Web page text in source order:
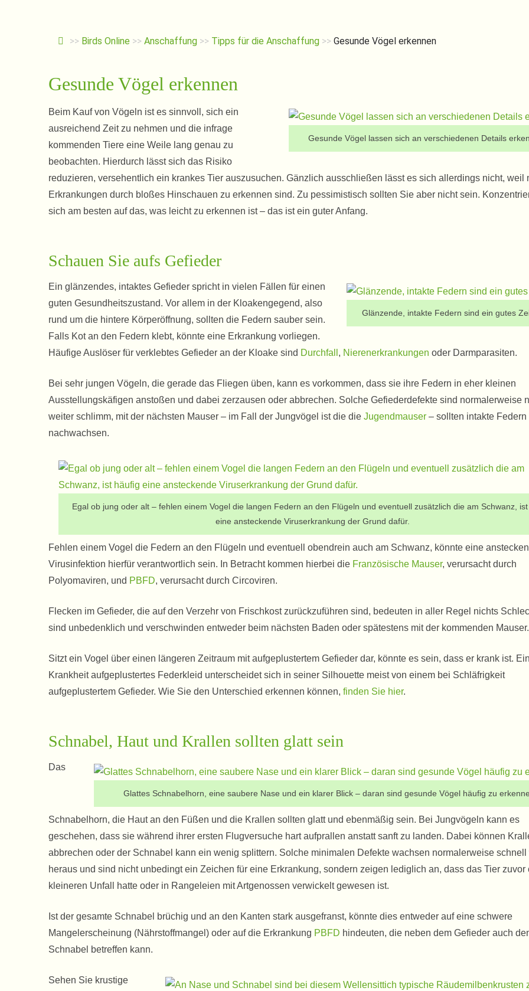
>> Birds Online >> Anschaffung >> Tipps für die Anschaffung >> Gesunde Vögel erkennen
Gesunde Vögel erkennen
Gesunde Vögel lassen sich an verschiedenen Details
Beim Kauf von Vögeln ist es sinnvoll, sich ein
ausreichend Zeit zu nehmen und die infrage
kommenden Tiere eine Weile lang genau zu
beobachten. Hierdurch lässt sich das Risiko
reduzieren, versehentlich ein krankes Tier auszusuchen. Gänzlich ausschließen lässt es sich allerdings nicht, weil
Erkrankungen durch bloßes Hinschauen zu erkennen sind. Zu pessimistisch sollten Sie aber nicht sein.
sich am besten auf das, was leicht zu erkennen ist – das ist ein guter Anfang.
Schauen Sie aufs Gefieder
Glänzende, intakte Federn sind ein gutes
Ein glänzendes, intaktes Gefieder spricht in vielen Fällen für einen
guten Gesundheitszustand. Vor allem in der Kloakengegend, also
rund um die hintere Körperöffnung, sollten die Federn sauber sein.
Falls Kot an den Federn klebt, könnte eine Erkrankung vorliegen.
Häufige Auslöser für verklebtes Gefieder an der Kloake sind Durchfall , Nierenerkrankungen oder Darmparasiten.
Bei sehr jungen Vögeln, die gerade das Fliegen üben, kann es vorkommen, dass sie ihre Federn in eher kleinen
Ausstellungskäfigen anstoßen und dabei zerzausen oder abbrechen. Solche Gefiederdefekte sind normalerweise
weiter schlimm, mit der nächsten Mauser – im Fall der Jungvögel ist die die Jugendmauser – sollten intakte Federn
nachwachsen.
Egal ob jung oder alt – fehlen einem Vogel die langen Federn an den Flügeln und eventuell zusätzlich die am Schwanz,
eine ansteckende Viruserkrankung der Grund dafür.
Fehlen einem Vogel die Federn an den Flügeln und eventuell obendrein auch am Schwanz, könnte eine
Virusinfektion hierfür verantwortlich sein. In Betracht kommen hierbei die Französische Mauser, verursacht durch
Polyomaviren, und PBFD, verursacht durch Circoviren.
Flecken im Gefieder, die auf den Verzehr von Frischkost zurückzuführen sind, bedeuten in aller Regel nichts
sind unbedenklich und verschwinden entweder beim nächsten Baden oder spätestens mit der kommenden Mauser.
Sitzt ein Vogel über einen längeren Zeitraum mit aufgeplustertem Gefieder dar, könnte es sein, dass er krank ist.
Krankheit aufgeplustertes Federkleid unterscheidet sich in seiner Silhouette meist von einem bei Schläfrigkeit
aufgeplustertem Gefieder. Wie Sie den Unterschied erkennen können, finden Sie hier.
Schnabel, Haut und Krallen sollten glatt sein
Glattes Schnabelhorn, eine saubere Nase und ein klarer Blick – daran sind gesunde Vögel häufig zu
Das
Schnabelhorn, die Haut an den Füßen und die Krallen sollten glatt und ebenmäßig sein. Bei Jungvögeln kann es
geschehen, dass sie während ihrer ersten Flugversuche hart aufprallen anstatt sanft zu landen. Dabei können
abbrechen oder der Schnabel kann ein wenig splittern. Solche minimalen Defekte wachsen normalerweise schnell
heraus und sind nicht unbedingt ein Zeichen für eine Erkrankung, sondern zeigen lediglich an, dass das Tier zuvor
kleineren Unfall hatte oder in Rangeleien mit Artgenossen verwickelt gewesen ist.
Ist der gesamte Schnabel brüchig und an den Kanten stark ausgefranst, könnte dies entweder auf eine schwere
Mangelerscheinung (Nährstoffmangel) oder auf die Erkrankung PBFD hindeuten, die neben dem Gefieder auch
Schnabel betreffen kann.
Sehen Sie krustige